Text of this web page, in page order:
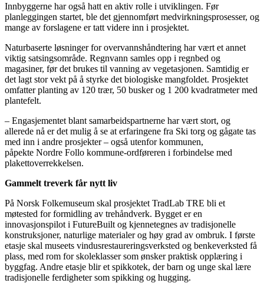
Innbyggerne har også hatt en aktiv rolle i utviklingen. Før
planleggingen startet, ble det gjennomført medvirkningsprosesser, og
mange av forslagene er tatt videre inn i prosjektet.
Naturbaserte løsninger for overvannshåndtering har vært et annet
viktig satsingsområde. Regnvann samles opp i regnbed og
magasiner, før det brukes til vanning av vegetasjonen. Samtidig er
det lagt stor vekt på å styrke det biologiske mangfoldet. Prosjektet
omfatter planting av 120 trær, 50 busker og 1 200 kvadratmeter med
plantefelt.
– Engasjementet blant samarbeidspartnerne har vært stort, og
allerede nå er det mulig å se at erfaringene fra Ski torg og gågate tas
med inn i andre prosjekter – også utenfor kommunen,
påpekte Nordre Follo kommune-ordføreren i forbindelse med
plakettoverrekkelsen.
Gammelt treverk får nytt liv
På Norsk Folkemuseum skal prosjektet TradLab TRE bli et
møtested for formidling av trehåndverk. Bygget er en
innovasjonspilot i FutureBuilt og kjennetegnes av tradisjonelle
konstruksjoner, naturlige materialer og høy grad av ombruk. I første
etasje skal museets vindusrestaureringsverksted og benkeverksted få
plass, med rom for skoleklasser som ønsker praktisk opplæring i
byggfag. Andre etasje blir et spikkotek, der barn og unge skal lære
tradisjonelle ferdigheter som spikking og hugging.